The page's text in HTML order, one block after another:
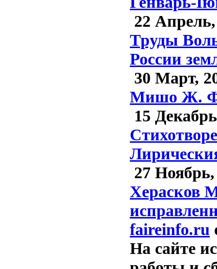
22
Труды
России
30 Март,
Мишо Ж. Ф.
15
27 Ноябрь,
Херасков
faireinfo.ru
На сайте